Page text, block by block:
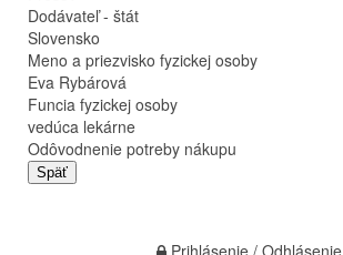
Dodávateľ - štát
Slovensko
Meno a priezvisko fyzickej osoby
Eva Rybárová
Funcia fyzickej osoby
vedúca lekárne
Odôvodnenie potreby nákupu
Späť
Prihlásenie / Odhlásenie